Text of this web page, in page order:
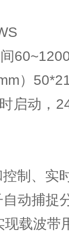
）
启动，
制、实
动捕捉
载波带